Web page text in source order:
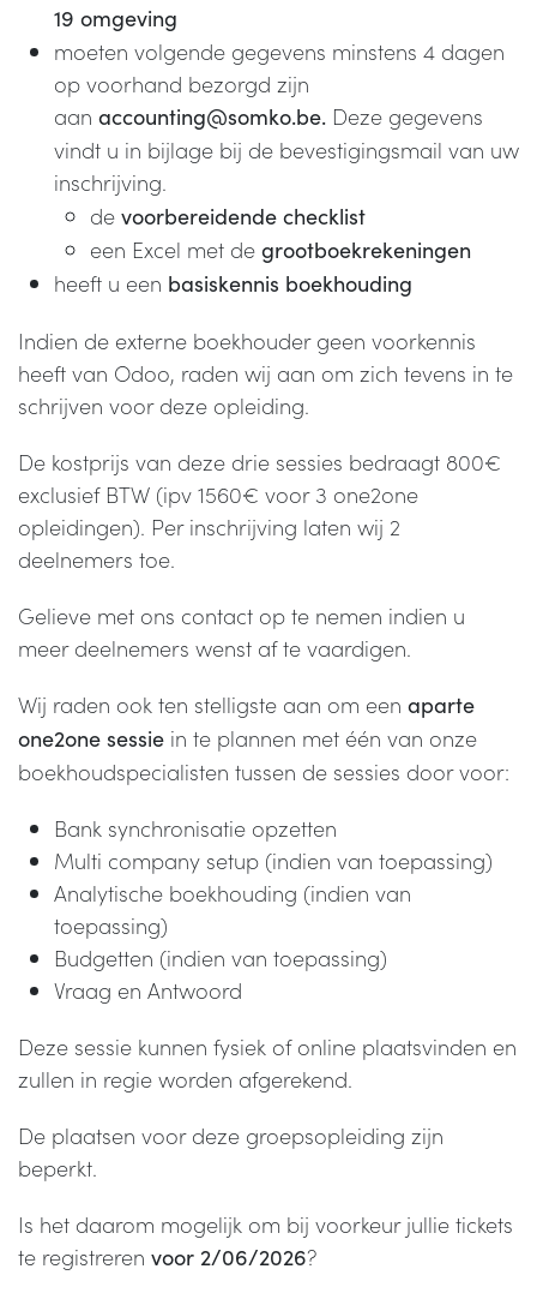
19 omgeving
moeten volgende gegevens minstens 4 dagen
op voorhand bezorgd zijn
aan accounting@somko.be. Deze gegevens
vindt u in bijlage bij de bevestigingsmail van uw
inschrijving.
de voorbereidende checklist
een Excel met de grootboekrekeningen
heeft u een basiskennis boekhouding
Indien de externe boekhouder geen voorkennis
heeft van Odoo, raden wij aan om zich tevens in te
schrijven voor deze opleiding.
De kostprijs van deze drie sessies bedraagt 800€
exclusief BTW (ipv 1560€ voor 3 one2one
opleidingen). Per inschrijving laten wij 2
deelnemers toe.
Gelieve met ons contact op te nemen indien u
meer deelnemers wenst af te vaardigen.
Wij raden ook ten stelligste aan om een aparte
one2one sessie in te plannen met één van onze
boekhoudspecialisten tussen de sessies door voor:
Bank synchronisatie opzetten
Multi company setup (indien van toepassing)
Analytische boekhouding (indien van
toepassing)
Budgetten (indien van toepassing)
Vraag en Antwoord
Deze sessie kunnen fysiek of online plaatsvinden en
zullen in regie worden afgerekend.
De plaatsen voor deze groepsopleiding zijn
beperkt.
Is het daarom mogelijk om bij voorkeur jullie tickets
te registreren voor 2/06/2026?